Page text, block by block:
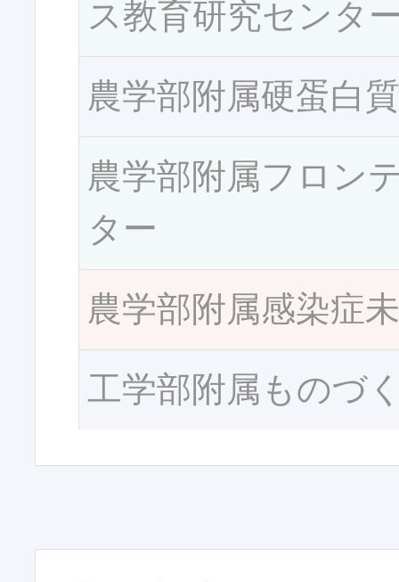
ス教育研究センタ
農学部附属硬蛋白
農学部附属フロン
ター
農学部附属感染症
工学部附属ものづ